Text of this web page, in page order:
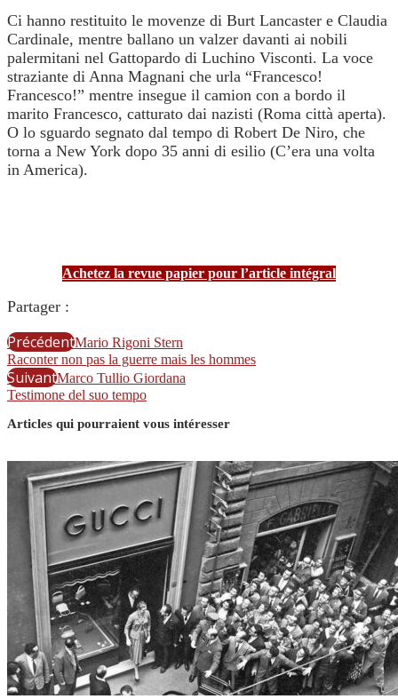
Ci hanno restituito le movenze di Burt Lancaster e Claudia
Cardinale, mentre ballano un valzer davanti ai nobili
palermitani nel Gattopardo di Luchino Visconti. La voce
straziante di Anna Magnani che urla “Francesco!
Francesco!” mentre insegue il camion con a bordo il
marito Francesco, catturato dai nazisti (Roma città aperta).
O lo sguardo segnato dal tempo di Robert De Niro, che
torna a New York dopo 35 anni di esilio (C’era una volta
in America).
Achetez la revue papier pour l’article intégral
Partager :
PrécédentMario Rigoni Stern
Raconter non pas la guerre mais les hommes
SuivantMarco Tullio Giordana
Testimone del suo tempo
Articles qui pourraient vous intéresser